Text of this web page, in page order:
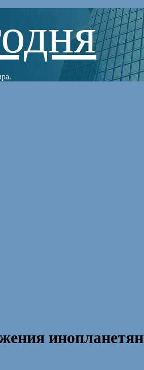
инопланетян